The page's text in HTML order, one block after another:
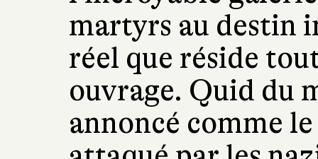
martyrs au destin
réel que réside
ouvrage. Quid du
annoncé comme